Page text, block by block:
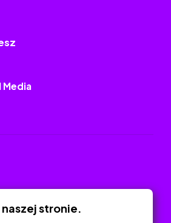
Media
stronie.